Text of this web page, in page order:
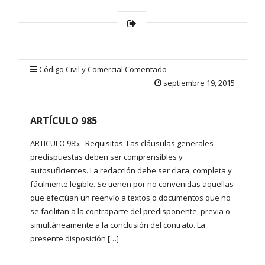
Código Civil y Comercial Comentado
septiembre 19, 2015
ARTÍCULO 985
ARTICULO 985.- Requisitos. Las cláusulas generales
predispuestas deben ser comprensibles y
autosuficientes. La redacción debe ser clara, completa y
fácilmente legible. Se tienen por no convenidas aquellas
que efectúan un reenvío a textos o documentos que no
se facilitan a la contraparte del predisponente, previa o
simultáneamente a la conclusión del contrato. La
presente disposición […]